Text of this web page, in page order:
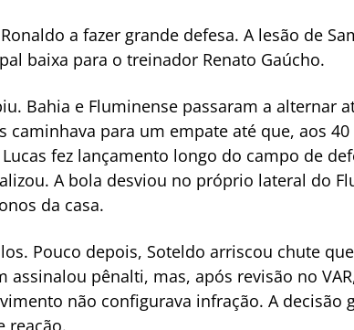
a fazer grande defesa. A lesão de
baixa para o treinador Renato Gaúcho.
Bahia e Fluminense passaram a alternar
caminhava para um empate até que, aos
fez lançamento longo do campo de
A bola desviou no próprio lateral do
da casa.
Pouco depois, Soteldo arriscou chute
assinalou pênalti, mas, após revisão no
não configurava infração. A decisão
reação.